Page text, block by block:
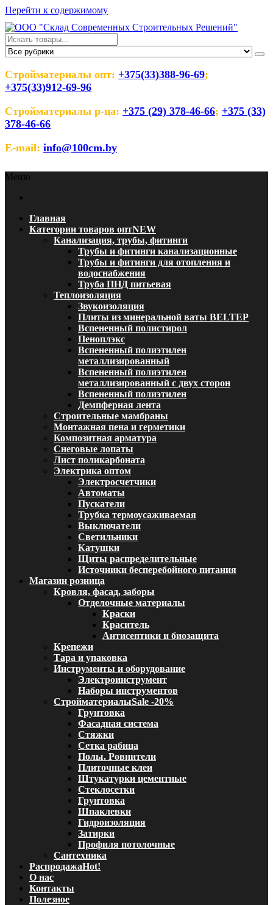
Перейти к содержимому
ООО "Склад Современных
Строительных Решений"
Оптовый магазин строительных материалов
Стройматериалы опт: +375(33)388-96-69;
+375(33)912-69-96
Стройматериалы р-ца: +375 (29) 378-46-66; +375 (33)
378-46-66
E-mail: info@100cm.by
Меню
Главная
Категории товаров оптNEW
Канализация, трубы, фитинги
Трубы и фитинги канализационные
Трубы и фитинги для отопления и
водоснабжения
Труба ПНД питьевая
Теплоизоляция
Звукоизоляция
Плиты из минеральной ваты BELTEP
Вспененный полистирол
Пеноплэкс
Вспененный полиэтилен
металлизированный
Вспененный полиэтилен
металлизированный с двух сторон
Вспененный полиэтилен
Демпферная лента
Строительные мамбраны
Монтажная пена и герметики
Композитная арматура
Снеговые лопаты
Лист поликарбоната
Электрика оптом
Электросчетчики
Автоматы
Пускатели
Трубка термоусаживаемая
Выключатели
Светильники
Катушки
Щиты распределительные
Источники бесперебойного питания
Магазин розница
Кровля, фасад, заборы
Отделочные материалы
Краски
Краситель
Антисептики и биозащита
Крепежи
Тара и упаковка
Инструменты и оборудование
Электроинструмент
Наборы инструментов
СтройматериалыSale -20%
Грунтовка
Фасадная система
Стяжки
Сетка рабица
Полы. Ровнители
Плиточные клеи
Штукатурки цементные
Стеклосетки
Грунтовка
Шпаклевки
Гидроизоляция
Затирки
Профиля потолочные
Сантехника
РаспродажаHot!
О нас
Контакты
Полезное